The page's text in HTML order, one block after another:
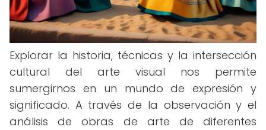
Explorar la historia, técnicas y la intersección
cultural del arte visual nos permite
sumergirnos en un mundo de expresión y
significado. A través de la observación y el
análisis de obras de arte de diferentes